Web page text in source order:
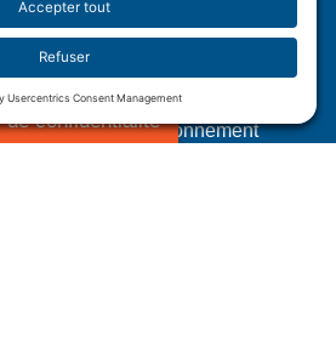
de confidentialité
Avis de non-responsabilité
témoins
Plan du site
d'approvisionnement